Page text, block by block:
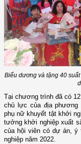
Biểu dương và tặng 40
Tại chương trình đã có
chủ lực của địa phương
phụ nữ khuyết tật khởi
tưởng khởi nghiệp xuất
của hội viên có dự án, ý
nghiệp năm 2022.